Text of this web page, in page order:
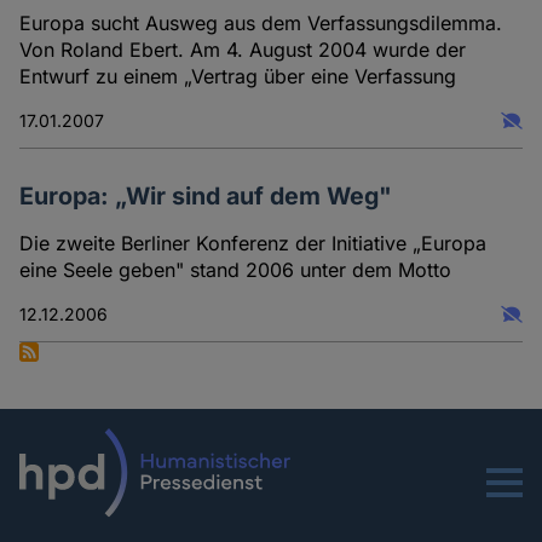
Europa sucht Ausweg aus dem Verfassungsdilemma.
Von Roland Ebert. Am 4. August 2004 wurde der
Entwurf zu einem „Vertrag über eine Verfassung
17.01.2007
Europa: „Wir sind auf dem Weg"
Die zweite Berliner Konferenz der Initiative „Europa
eine Seele geben" stand 2006 unter dem Motto
12.12.2006
Menu